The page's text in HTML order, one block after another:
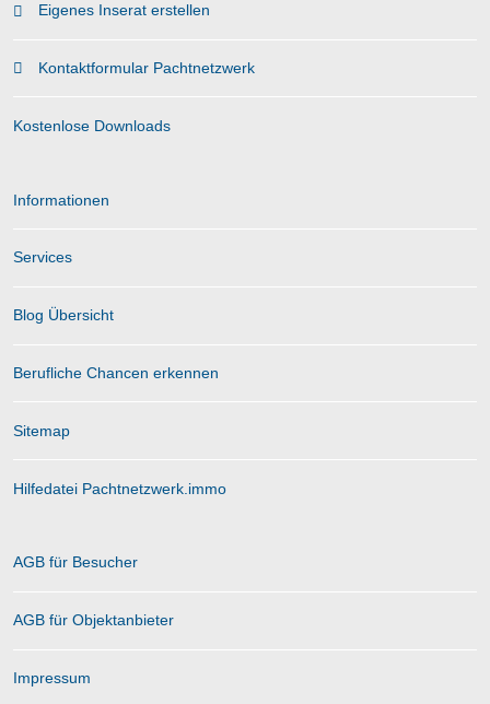
Eigenes Inserat erstellen
Kontaktformular Pachtnetzwerk
Kostenlose Downloads
Informationen
Services
Blog Übersicht
Berufliche Chancen erkennen
Sitemap
Hilfedatei Pachtnetzwerk.immo
AGB für Besucher
AGB für Objektanbieter
Impressum